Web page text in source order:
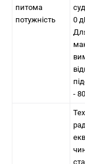
питома
потужність
0
-